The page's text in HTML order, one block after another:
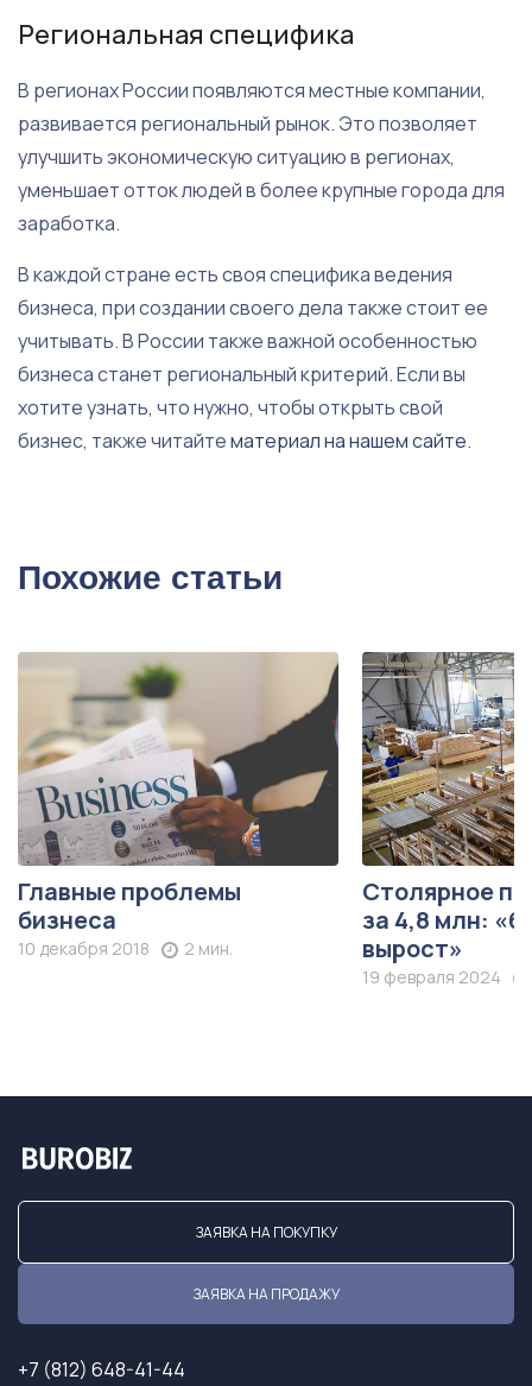
Региональная специфика
В регионах России появляются местные компании,
развивается региональный рынок. Это позволяет
улучшить экономическую ситуацию в регионах,
уменьшает отток людей в более крупные города для
заработка.
В каждой стране есть своя специфика ведения
бизнеса, при создании своего дела также стоит ее
учитывать. В России также важной особенностью
бизнеса станет региональный критерий. Если вы
хотите узнать, что нужно, чтобы открыть свой
бизнес, также читайтематериал на нашем сайте.
Похожие статьи
Главные проблемы
бизнеса
10 декабря 2018 2 мин.
Столярное
за 4,8 млн:
вырост»
19 февраля 2024
ЗАЯВКА НА ПОКУПКУ
ЗАЯВКА НА ПРОДАЖУ
+7 (812) 648-41-44